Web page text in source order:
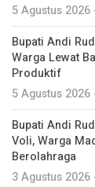
5 Agustus 2026
Bupati Andi
Warga Lewat
Produktif
5 Agustus 2026
Bupati Andi
Voli, Warga
Berolahraga
3 Agustus 2026